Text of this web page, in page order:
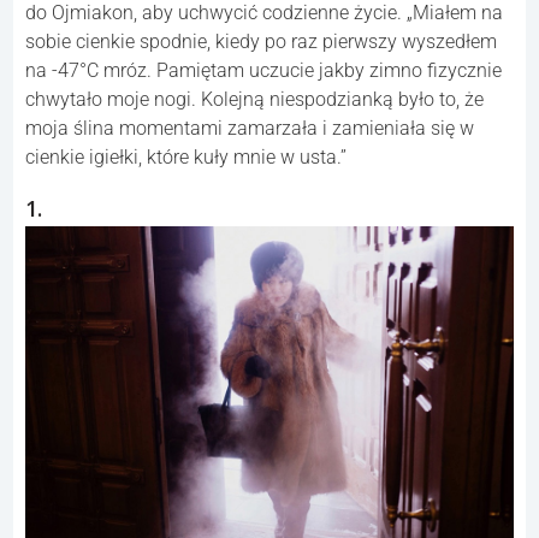
do Ojmiakon, aby uchwycić codzienne życie. „Miałem na
sobie cienkie spodnie, kiedy po raz pierwszy wyszedłem
na -47°C mróz. Pamiętam uczucie jakby zimno fizycznie
chwytało moje nogi. Kolejną niespodzianką było to, że
moja ślina momentami zamarzała i zamieniała się w
cienkie igiełki, które kuły mnie w usta.”
1.